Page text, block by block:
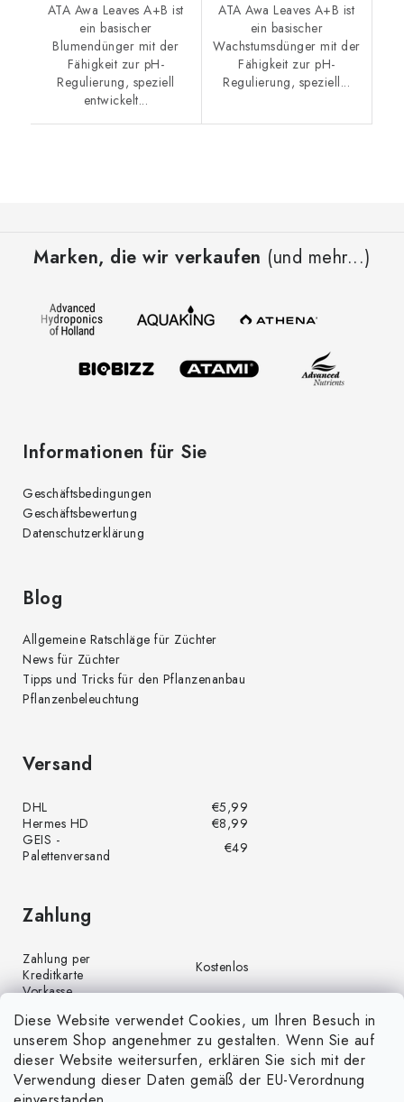
Diese Website verwendet Cookies, um Ihren Besuch in
unserem Shop angenehmer zu gestalten. Wenn Sie auf
dieser Website weitersurfen, erklären Sie sich mit der
Verwendung dieser Daten gemäß der EU-Verordnung
ATA Awa Leaves A+B ist
ein basischer
Blumendünger mit der
Fähigkeit zur pH-
Regulierung, speziell
entwickelt...
ATA Awa Leaves A+B ist
ein basischer
Wachstumsdünger mit der
Fähigkeit zur pH-
Regulierung, speziell...
Marken, die wir verkaufen (und mehr...)
Informationen für Sie
Geschäftsbedingungen
Geschäftsbewertung
Datenschutzerklärung
Blog
Allgemeine Ratschläge für Züchter
News für Züchter
Tipps und Tricks für den Pflanzenanbau
Pflanzenbeleuchtung
Versand
DHL
€5,99
Hermes HD
€8,99
GEIS -
Palettenversand
€49
Zahlung
Zahlung per
Kreditkarte
Kostenlos
Vorkasse
Zahlung per PayPal
Kostenlos
Nachnahme
€4,00